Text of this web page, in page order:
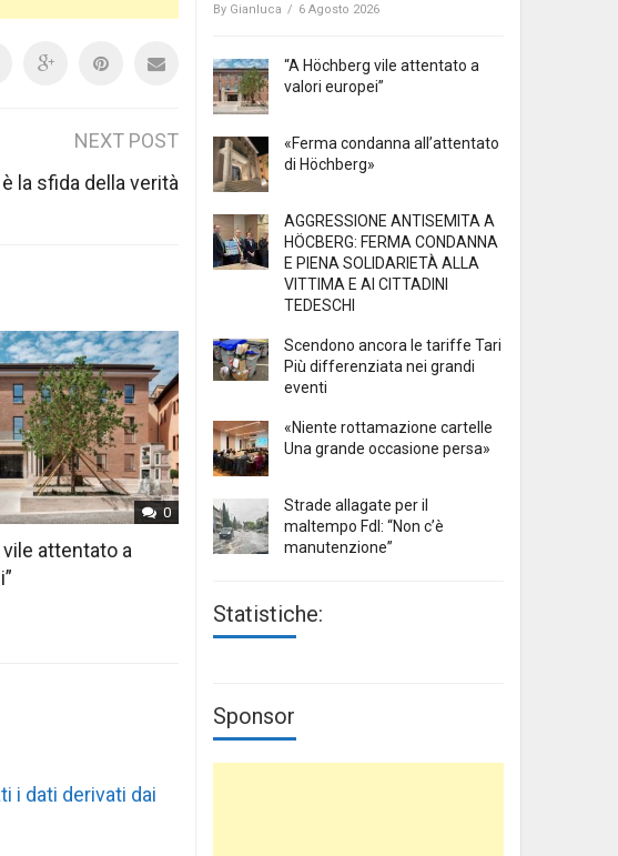
NEXT POST
la sfida della verità
0
vile attentato a
i dati derivati dai
By Gianluca / 6 Agosto 2026
“A Höchberg vile attentato a
valori europei”
«Ferma condanna all’attentato
di Höchberg»
AGGRESSIONE ANTISEMITA A
HÖCBERG: FERMA CONDANNA
E PIENA SOLIDARIETÀ ALLA
VITTIMA E AI CITTADINI
TEDESCHI
Scendono ancora le tariffe Tari
Più differenziata nei grandi
eventi
«Niente rottamazione cartelle
Una grande occasione persa»
Strade allagate per il
maltempo FdI: “Non c’è
manutenzione”
Statistiche:
Sponsor